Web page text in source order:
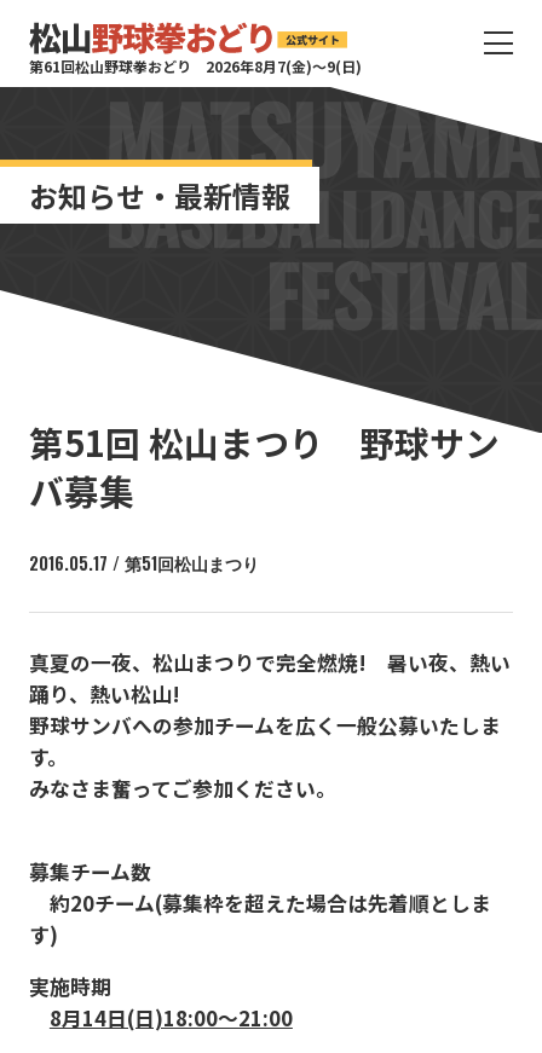
第61回松山野球拳おどり 2026年8月7(金)〜9(日)
お知らせ・最新情報
第51回 松山まつり 野球サン
バ募集
2016.05.17 / 第51回松山まつり
真夏の一夜、松山まつりで完全燃焼! 暑い夜、熱い
踊り、熱い松山!
野球サンバへの参加チームを広く一般公募いたしま
す。
みなさま奮ってご参加ください。
募集チーム数
約20チーム(募集枠を超えた場合は先着順としま
す)
実施時期
8月14日(日)18:00〜21:00
サ
タ
ト
サ
ト
ー
を